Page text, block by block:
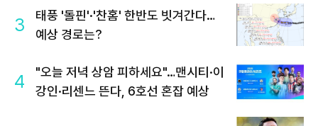
3
태풍 '돌핀'·'찬홈' 한반도 빗겨간다…
예상 경로는?
4
"오늘 저녁 상암 피하세요"…맨시티·이
강인·리센느 뜬다, 6호선 혼잡 예상